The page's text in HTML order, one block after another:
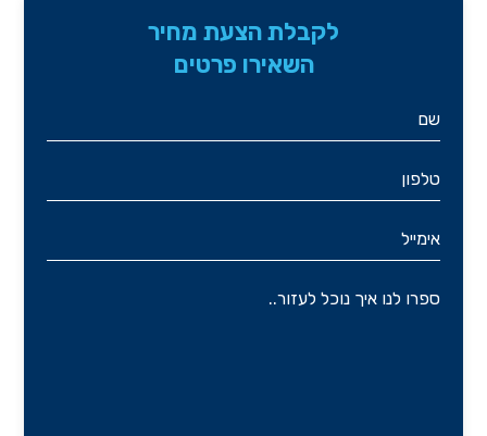
לקבלת הצעת מחיר
השאירו פרטים